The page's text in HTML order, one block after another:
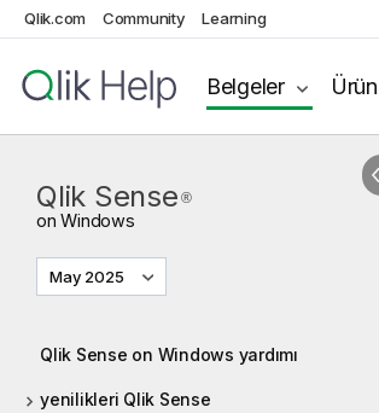
Qlik.com Community Learning
Belgeler
Qlik Sense ®
onWindows
May 2025
Qlik Sense on Windows yardımı
yenilikleri Qlik Sense